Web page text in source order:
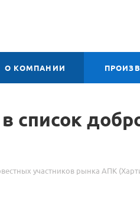
О КОМПАНИИ
участников рынка АПК